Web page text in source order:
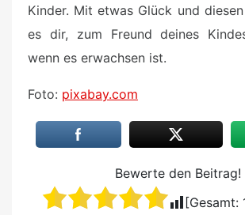
Kinder. Mit etwas Glück und
es dir, zum Freund deines
wenn es erwachsen ist.
Foto: pixabay.com
Bewerte den Beitrag!
[Gesamt: